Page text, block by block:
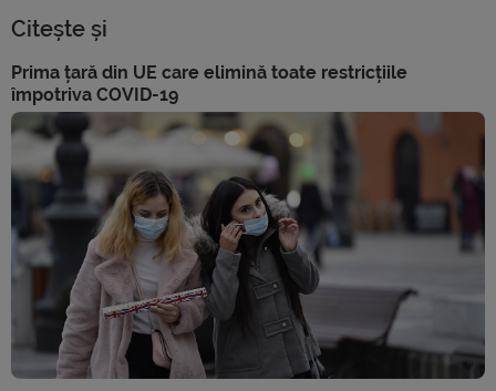
Citește și
Prima țară din UE care elimină toate restricțiile
împotriva COVID-19